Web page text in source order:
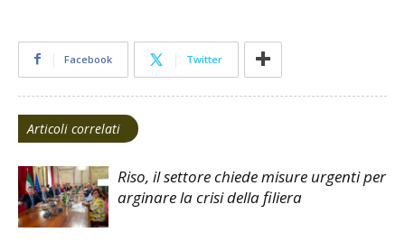
Facebook Twitter
Articoli correlati
Riso, il settore chiede misure urgenti per
arginare la crisi della filiera